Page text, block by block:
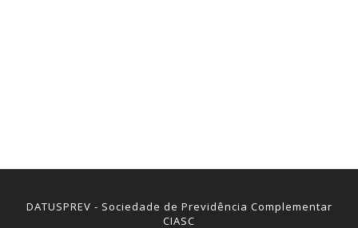
DATUSPREV - Sociedade de Previdência Complementar
CIASC